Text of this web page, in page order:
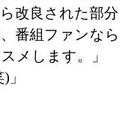
改良された部分
番組ファンなら
メします。」